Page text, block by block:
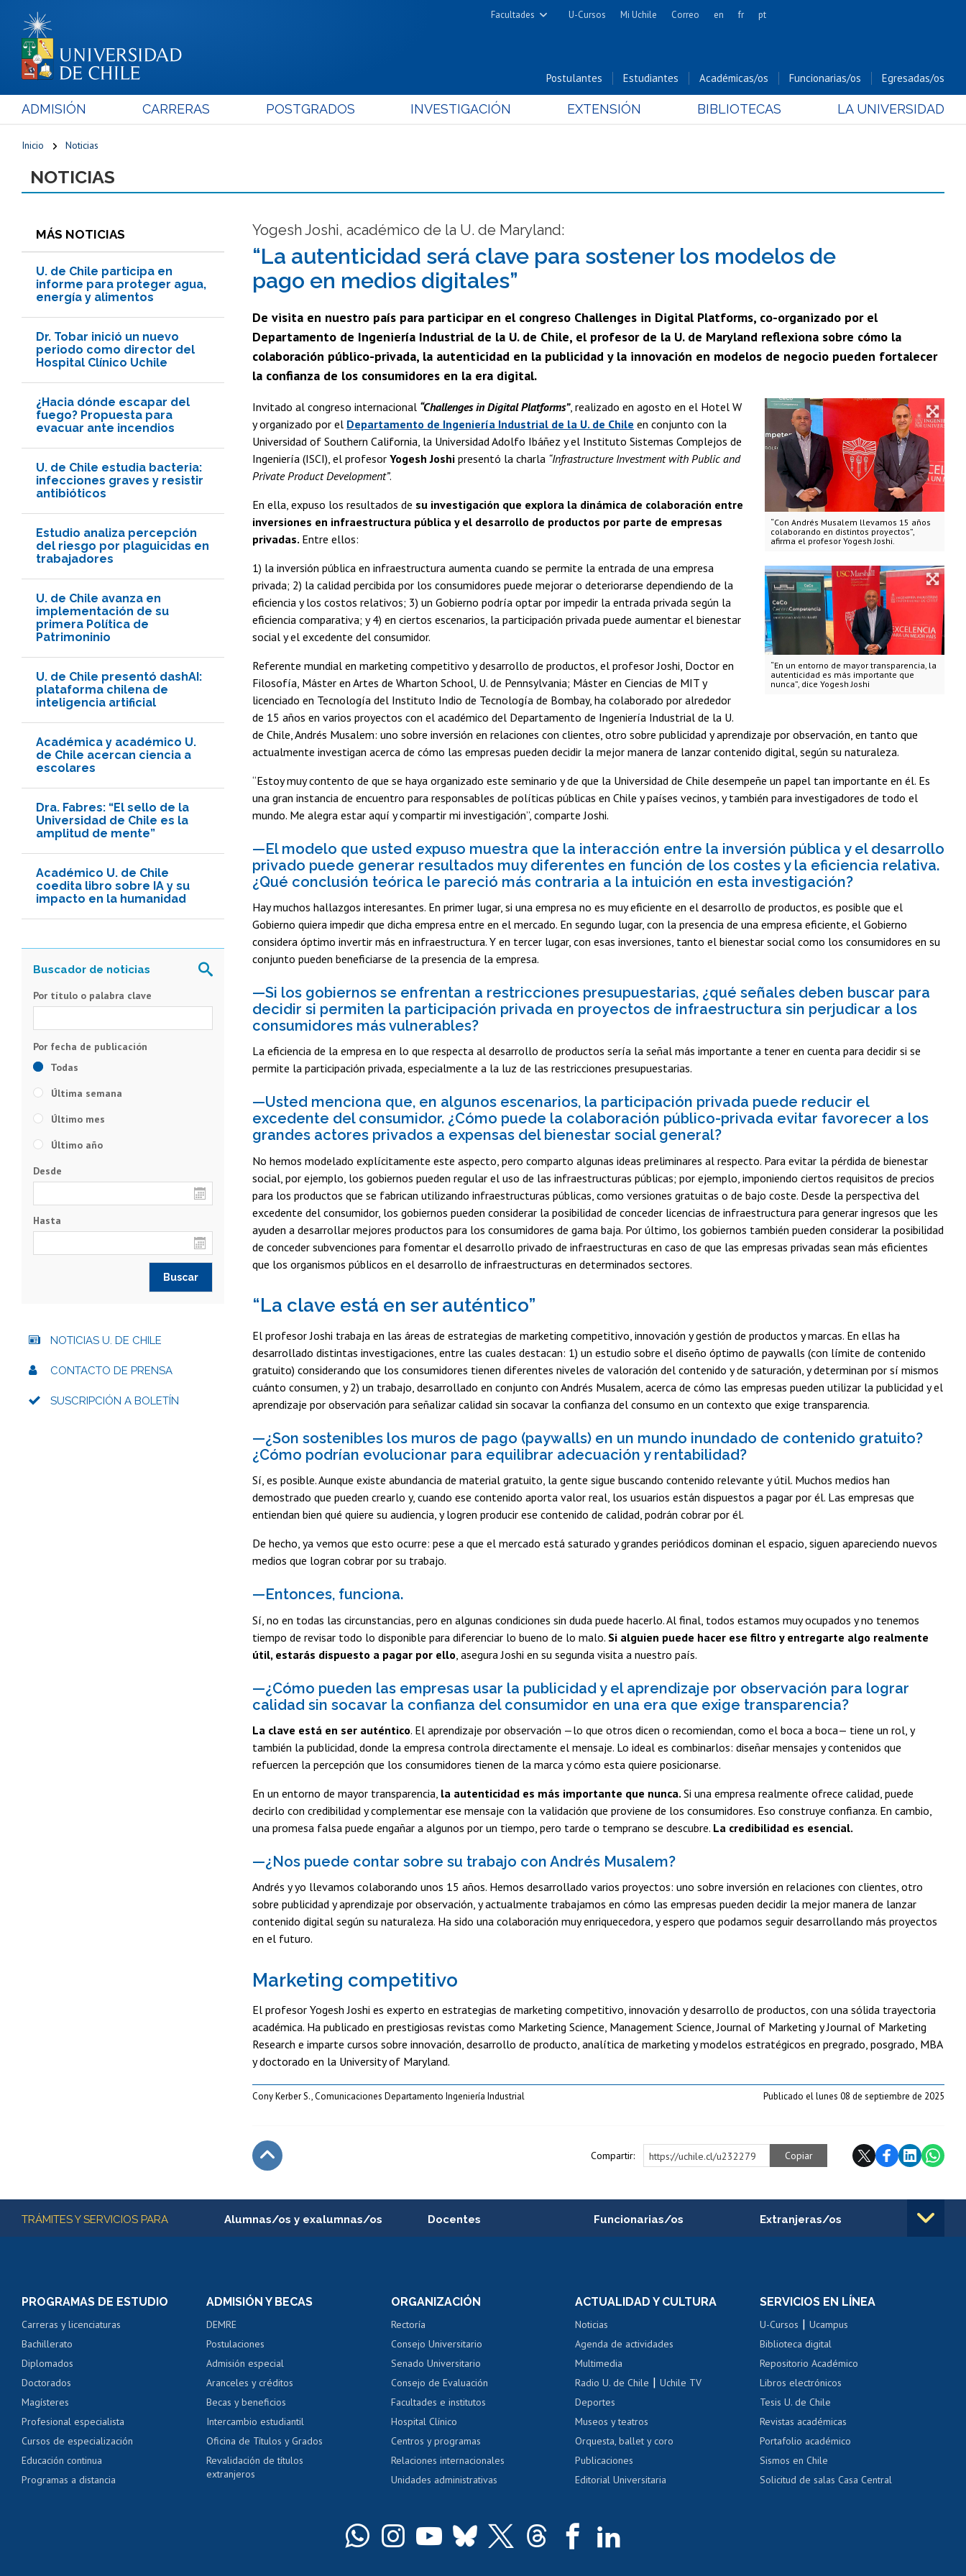
Facultades
Cs. Físicas y Matemáticas
Cs. Forestales y Conservación
Cs. Químicas y Farmacéuticas
Cs. Sociales
Estudios Avanzados en Educación
Bachillerato
U-Cursos Mi Uchile Correo en fr pt
Postulantes Estudiantes Académicas/os Funcionarias/os Egresadas/os
ADMISIÓN CARRERAS POSTGRADOS INVESTIGACIÓN EXTENSIÓN BIBLIOTECAS LA UNIVERSIDAD
Inicio Noticias
NOTICIAS
MÁS NOTICIAS
U. de Chile participa en
informe para proteger agua,
energía y alimentos
Dr. Tobar inició un nuevo
periodo como director del
Hospital Clínico Uchile
¿Hacia dónde escapar del
fuego? Propuesta para
evacuar ante incendios
U. de Chile estudia bacteria:
infecciones graves y resistir
antibióticos
Estudio analiza percepción
del riesgo por plaguicidas en
trabajadores
U. de Chile avanza en
implementación de su
primera Política de
Patrimoninio
U. de Chile presentó dashAI:
plataforma chilena de
inteligencia artificial
Académica y académico U.
de Chile acercan ciencia a
escolares
Dra. Fabres: “El sello de la
Universidad de Chile es la
amplitud de mente”
Académico U. de Chile
coedita libro sobre IA y su
impacto en la humanidad
Yogesh Joshi, académico de la U. de Maryland:
“La autenticidad será clave para sostener los modelos de
pago en medios digitales”
De visita en nuestro país para participar en el congreso Challenges in Digital Platforms, co-organizado por el
Departamento de Ingeniería Industrial de la U. de Chile, el profesor de la U. de Maryland reflexiona sobre cómo la
colaboración público-privada, la autenticidad en la publicidad y la innovación en modelos de negocio pueden fortalecer
la confianza de los consumidores en la era digital.
“Con Andrés Musalem llevamos 15 años
colaborando en distintos proyectos”,
afirma el profesor Yogesh Joshi.
“En un entorno de mayor transparencia, la
autenticidad es más importante que
nunca”, dice Yogesh Joshi
Invitado al congreso internacional “Challenges in Digital Platforms”, realizado en agosto en el Hotel W
y organizado por el Departamento de Ingeniería Industrial de la U. de Chile en conjunto con la
Universidad of Southern California, la Universidad Adolfo Ibáñez y el Instituto Sistemas Complejos de
Ingeniería (ISCI), el profesor Yogesh Joshi presentó la charla “Infrastructure Investment with Public and
Private Product Development”.
En ella, expuso los resultados de su investigación que explora la dinámica de colaboración entre
inversiones en infraestructura pública y el desarrollo de productos por parte de empresas
privadas. Entre ellos:
1) la inversión pública en infraestructura aumenta cuando se permite la entrada de una empresa
privada; 2) la calidad percibida por los consumidores puede mejorar o deteriorarse dependiendo de la
eficiencia y los costos relativos; 3) un Gobierno podría optar por impedir la entrada privada según la
eficiencia comparativa; y 4) en ciertos escenarios, la participación privada puede aumentar el bienestar
social y el excedente del consumidor.
Referente mundial en marketing competitivo y desarrollo de productos, el profesor Joshi, Doctor en
Filosofía, Máster en Artes de Wharton School, U. de Pennsylvania; Máster en Ciencias de MIT y
licenciado en Tecnología del Instituto Indio de Tecnología de Bombay, ha colaborado por alrededor
de 15 años en varios proyectos con el académico del Departamento de Ingeniería Industrial de la U.
de Chile, Andrés Musalem: uno sobre inversión en relaciones con clientes, otro sobre publicidad y aprendizaje por observación, en tanto que
actualmente investigan acerca de cómo las empresas pueden decidir la mejor manera de lanzar contenido digital, según su naturaleza.
“Estoy muy contento de que se haya organizado este seminario y de que la Universidad de Chile desempeñe un papel tan importante en él. Es
una gran instancia de encuentro para responsables de políticas públicas en Chile y países vecinos, y también para investigadores de todo el
mundo. Me alegra estar aquí y compartir mi investigación”, comparte Joshi.
—El modelo que usted expuso muestra que la interacción entre la inversión pública y el desarrollo
privado puede generar resultados muy diferentes en función de los costes y la eficiencia relativa.
¿Qué conclusión teórica le pareció más contraria a la intuición en esta investigación?
Hay muchos hallazgos interesantes. En primer lugar, si una empresa no es muy eficiente en el desarrollo de productos, es posible que el
Gobierno quiera impedir que dicha empresa entre en el mercado. En segundo lugar, con la presencia de una empresa eficiente, el Gobierno
considera óptimo invertir más en infraestructura. Y en tercer lugar, con esas inversiones, tanto el bienestar social como los consumidores en su
conjunto pueden beneficiarse de la presencia de la empresa.
—Si los gobiernos se enfrentan a restricciones presupuestarias, ¿qué señales deben buscar para
decidir si permiten la participación privada en proyectos de infraestructura sin perjudicar a los
consumidores más vulnerables?
La eficiencia de la empresa en lo que respecta al desarrollo de productos sería la señal más importante a tener en cuenta para decidir si se
permite la participación privada, especialmente a la luz de las restricciones presupuestarias.
—Usted menciona que, en algunos escenarios, la participación privada puede reducir el
excedente del consumidor. ¿Cómo puede la colaboración público-privada evitar favorecer a los
grandes actores privados a expensas del bienestar social general?
No hemos modelado explícitamente este aspecto, pero comparto algunas ideas preliminares al respecto. Para evitar la pérdida de bienestar
social, por ejemplo, los gobiernos pueden regular el uso de las infraestructuras públicas; por ejemplo, imponiendo ciertos requisitos de precios
para los productos que se fabrican utilizando infraestructuras públicas, como versiones gratuitas o de bajo coste. Desde la perspectiva del
excedente del consumidor, los gobiernos pueden considerar la posibilidad de conceder licencias de infraestructura para generar ingresos que les
ayuden a desarrollar mejores productos para los consumidores de gama baja. Por último, los gobiernos también pueden considerar la posibilidad
de conceder subvenciones para fomentar el desarrollo privado de infraestructuras en caso de que las empresas privadas sean más eficientes
que los organismos públicos en el desarrollo de infraestructuras en determinados sectores.
“La clave está en ser auténtico”
El profesor Joshi trabaja en las áreas de estrategias de marketing competitivo, innovación y gestión de productos y marcas. En ellas ha
desarrollado distintas investigaciones, entre las cuales destacan: 1) un estudio sobre el diseño óptimo de paywalls (con límite de contenido
gratuito) considerando que los consumidores tienen diferentes niveles de valoración del contenido y de saturación, y determinan por sí mismos
cuánto consumen, y 2) un trabajo, desarrollado en conjunto con Andrés Musalem, acerca de cómo las empresas pueden utilizar la publicidad y el
aprendizaje por observación para señalizar calidad sin socavar la confianza del consumo en un contexto que exige transparencia.
—¿Son sostenibles los muros de pago (paywalls) en un mundo inundado de contenido gratuito?
¿Cómo podrían evolucionar para equilibrar adecuación y rentabilidad?
Sí, es posible. Aunque existe abundancia de material gratuito, la gente sigue buscando contenido relevante y útil. Muchos medios han
demostrado que pueden crearlo y, cuando ese contenido aporta valor real, los usuarios están dispuestos a pagar por él. Las empresas que
entiendan bien qué quiere su audiencia, y logren producir ese contenido de calidad, podrán cobrar por él.
De hecho, ya vemos que esto ocurre: pese a que el mercado está saturado y grandes periódicos dominan el espacio, siguen apareciendo nuevos
medios que logran cobrar por su trabajo.
—Entonces, funciona.
Sí, no en todas las circunstancias, pero en algunas condiciones sin duda puede hacerlo. Al final, todos estamos muy ocupados y no tenemos
tiempo de revisar todo lo disponible para diferenciar lo bueno de lo malo. Si alguien puede hacer ese filtro y entregarte algo realmente
útil, estarás dispuesto a pagar por ello , asegura Joshi en su segunda visita a nuestro país.
—¿Cómo pueden las empresas usar la publicidad y el aprendizaje por observación para lograr
calidad sin socavar la confianza del consumidor en una era que exige transparencia?
La clave está en ser auténtico. El aprendizaje por observación —lo que otros dicen o recomiendan, como el boca a boca— tiene un rol, y
también la publicidad, donde la empresa controla directamente el mensaje. Lo ideal es combinarlos: diseñar mensajes y contenidos que
refuercen la percepción que los consumidores tienen de la marca y cómo esta quiere posicionarse.
En un entorno de mayor transparencia, la autenticidad es más importante que nunca. Si una empresa realmente ofrece calidad, puede
decirlo con credibilidad y complementar ese mensaje con la validación que proviene de los consumidores. Eso construye confianza. En cambio,
una promesa falsa puede engañar a algunos por un tiempo, pero tarde o temprano se descubre. La credibilidad es esencial.
—¿Nos puede contar sobre su trabajo con Andrés Musalem?
Andrés y yo llevamos colaborando unos 15 años. Hemos desarrollado varios proyectos: uno sobre inversión en relaciones con clientes, otro
sobre publicidad y aprendizaje por observación, y actualmente trabajamos en cómo las empresas pueden decidir la mejor manera de lanzar
contenido digital según su naturaleza. Ha sido una colaboración muy enriquecedora, y espero que podamos seguir desarrollando más proyectos
en el futuro.
Marketing competitivo
El profesor Yogesh Joshi es experto en estrategias de marketing competitivo, innovación y desarrollo de productos, con una sólida trayectoria
académica. Ha publicado en prestigiosas revistas como Marketing Science, Management Science, Journal of Marketing y Journal of Marketing
Research e imparte cursos sobre innovación, desarrollo de producto, analítica de marketing y modelos estratégicos en pregrado, posgrado, MBA
y doctorado en la University of Maryland.
Cony Kerber S., Comunicaciones Departamento Ingeniería Industrial Publicado el lunes 08 de septiembre de 2025
Compartir: https://uchile.cl/u232279 Copiar
Por título o palabra clave
Todas
Última semana
Último mes
Último año
Desde
Hasta
NOTICIAS U. DE CHILE
CONTACTO DE PRENSA
SUSCRIPCIÓN A BOLETÍN
Más información
TRÁMITES Y SERVICIOS PARA Alumnas/os y exalumnas/os
Servicio médico y dental
Pago de arancel y crédito alumnos
Pago de arancel y crédito exalumnos
Certificado de títulos y grados
Docentes
Perfeccionamiento
Evaluación docente
Calificación académica
Postulación al AUCAI
Funcionarias/os
Portal de movilidad interna
Certificado de renta
Certificado de renta
Extranjeras/os
Cursos de español
Mi Uchile Ayuda tecnológica Tarjeta TUI Acoso laboral, sexual y violencia Denuncias administrativas
PROGRAMAS DE ESTUDIO
Carreras y licenciaturas
Bachillerato
Diplomados
Doctorados
Magísteres
Profesional especialista
Cursos de especialización
Educación continua
Programas a distancia
ADMISIÓN Y BECAS
DEMRE
Postulaciones
Admisión especial
Aranceles y créditos
Becas y beneficios
Intercambio estudiantil
Oficina de Títulos y Grados
Revalidación de títulos
extranjeros
ORGANIZACIÓN
Rectoría
Consejo Universitario
Senado Universitario
Consejo de Evaluación
Facultades e institutos
Hospital Clínico
Centros y programas
Relaciones internacionales
Unidades administrativas
ACTUALIDAD Y CULTURA
Noticias
Agenda de actividades
Multimedia
Radio U. de Chile |Uchile TV
Deportes
Museos y teatros
Orquesta, ballet y coro
Publicaciones
Editorial Universitaria
SERVICIOS EN LÍNEA
U-Cursos |Ucampus
Biblioteca digital
Repositorio Académico
Libros electrónicos
Tesis U. de Chile
Revistas académicas
Portafolio académico
Sismos en Chile
Solicitud de salas Casa Central